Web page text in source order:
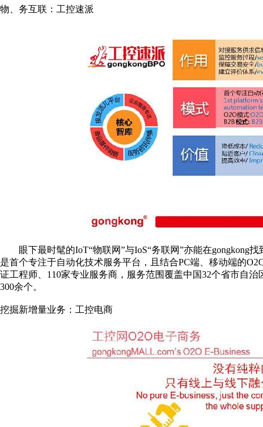
物、务互联：工控速派
眼下最时髦的IoT“物联网”与IoS“务联网”亦能在gongkong
是首个专注于自动化技术服务平台，且结合PC端、移动端的
证工程师、110家专业服务商，服务范围覆盖中国32个省市自
300余个。
挖掘新增量业务：工控电商